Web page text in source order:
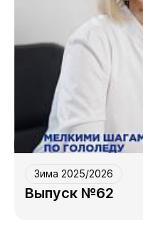
Зима 2025/2026
Выпуск №62